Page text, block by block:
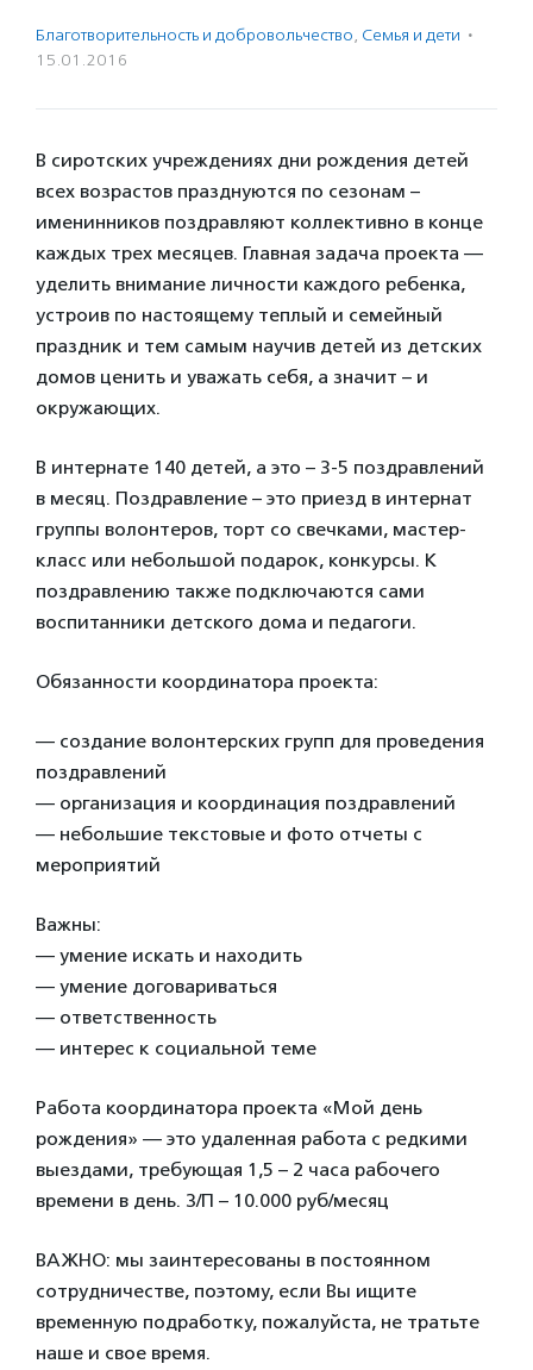
Благотвори­тель­ность и доброволь­чест­во, Семья и дети ·
15.01.2016
В сиротских учреждениях дни рождения детей
всех возрастов празднуются по сезонам –
именинников поздравляют коллективно в конце
каждых трех месяцев. Главная задача проекта —
уделить внимание личности каждого ребенка,
устроив по настоящему теплый и семейный
праздник и тем самым научив детей из детских
домов ценить и уважать себя, а значит – и
окружающих.
В интернате 140 детей, а это – 3-5 поздравлений
в месяц. Поздравление – это приезд в интернат
группы волонтеров, торт со свечками, мастер-
класс или небольшой подарок, конкурсы. К
поздравлению также подключаются сами
воспитанники детского дома и педагоги.
Обязанности координатора проекта:
— создание волонтерских групп для проведения
поздравлений
— организация и координация поздравлений
— небольшие текстовые и фото отчеты с
мероприятий
Важны:
— умение искать и находить
— умение договариваться
— ответственность
— интерес к социальной теме
Работа координатора проекта «Мой день
рождения» — это удаленная работа с редкими
выездами, требующая 1,5 – 2 часа рабочего
времени в день. З/П – 10.000 руб/месяц
ВАЖНО: мы заинтересованы в постоянном
сотрудничестве, поэтому, если Вы ищите
временную подработку, пожалуйста, не тратьте
наше и свое время.